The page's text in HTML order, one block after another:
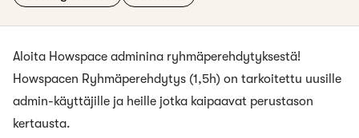
Aloita Howspace adminina ryhmäperehdytyksestä!
Howspacen Ryhmäperehdytys (1,5h) on tarkoitettu uusille
admin-käyttäjille ja heille jotka kaipaavat perustason
kertausta.